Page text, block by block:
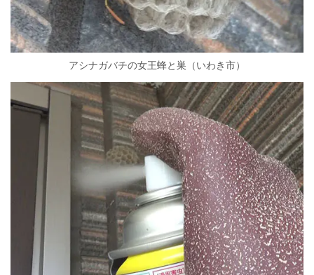
アシナガバチの女王蜂と巣（いわき市）